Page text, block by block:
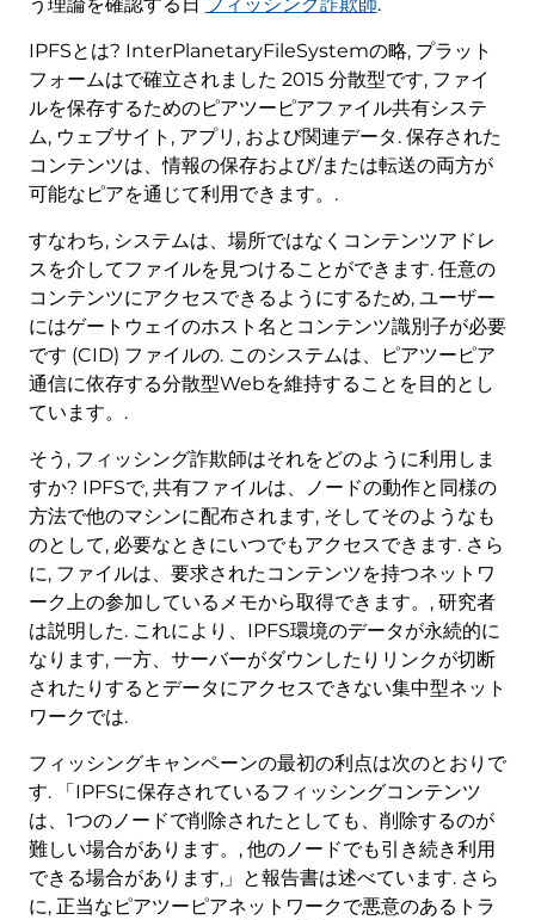
IPFSとは? InterPlanetaryFileSystemの略, プラット
フォームはで確立されました 2015 分散型です, ファイ
ルを保存するためのピアツーピアファイル共有システ
ム, ウェブサイト, アプリ, および関連データ. 保存された
コンテンツは、情報の保存および/または転送の両方が
可能なピアを通じて利用できます。.
すなわち, システムは、場所ではなくコンテンツアドレ
スを介してファイルを見つけることができます. 任意の
コンテンツにアクセスできるようにするため, ユーザー
にはゲートウェイのホスト名とコンテンツ識別子が必要
です (CID) ファイルの. このシステムは、ピアツーピア
通信に依存する分散型Webを維持することを目的とし
ています。.
そう, フィッシング詐欺師はそれをどのように利用しま
すか? IPFSで, 共有ファイルは、ノードの動作と同様の
方法で他のマシンに配布されます, そしてそのようなも
のとして, 必要なときにいつでもアクセスできます. さら
に, ファイルは、要求されたコンテンツを持つネットワ
ーク上の参加しているメモから取得できます。, 研究者
は説明した. これにより、IPFS環境のデータが永続的に
なります, 一方、サーバーがダウンしたりリンクが切断
されたりするとデータにアクセスできない集中型ネット
ワークでは.
フィッシングキャンペーンの最初の利点は次のとおりで
す. 「IPFSに保存されているフィッシングコンテンツ
は、1つのノードで削除されたとしても、削除するのが
難しい場合があります。, 他のノードでも引き続き利用
できる場合があります,」と報告書は述べています. さら
に, 正当なピアツーピアネットワークで悪意のあるトラ